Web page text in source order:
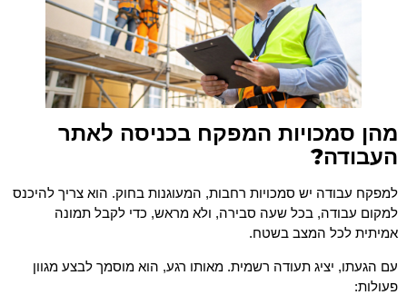
מהן סמכויות המפקח בכניסה לאתר
העבודה?
למפקח עבודה יש ​​סמכויות רחבות, המעוגנות בחוק. הוא צריך להיכנס
למקום עבודה, בכל שעה סבירה, ולא מראש, כדי לקבל תמונה
אמיתית לכל המצב בשטח.
עם הגעתו, יציג תעודה רשמית. מאותו רגע, הוא מוסמך לבצע מגוון
פעולות: